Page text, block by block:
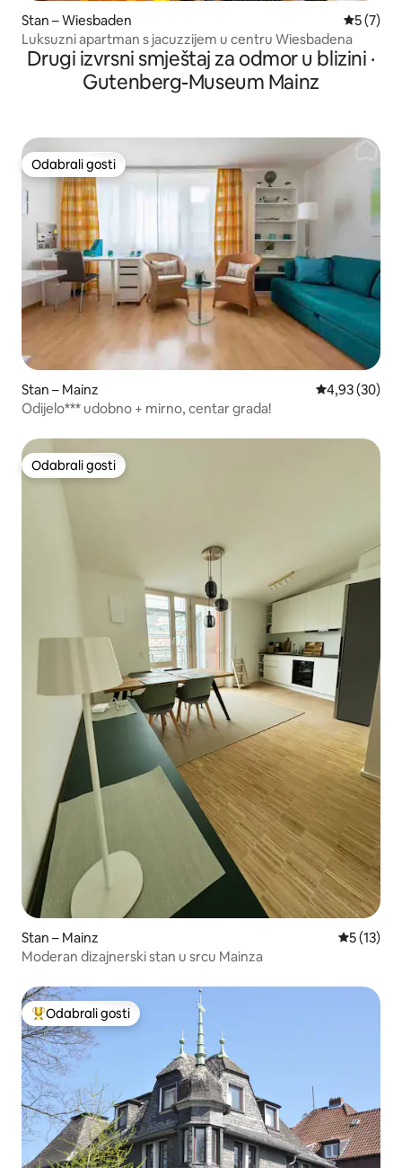
Stan – Wiesbaden
5 (7)
Luksuzni apartman s jacuzzijem u centru Wiesbadena
Drugi izvrsni smještaj za odmor u blizini ·
Gutenberg-Museum Mainz
Odabrali gosti
Odabrali gosti
Stan – Mainz Prosječna
4,93 (30)
Odijelo*** udobno + mirno, centar grada!
Odabrali gosti
Odabrali gosti
Stan – Mainz Prosječna
5 (13)
Moderan dizajnerski stan u srcu Mainza
Među najviše rangiranima s oznakom „Odabrali gosti”
Odabrali gosti